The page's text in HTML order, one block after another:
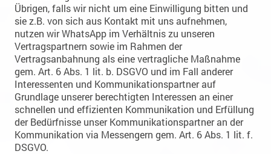
Übrigen, falls wir nicht um eine Einwilligung bitten und
sie z.B. von sich aus Kontakt mit uns aufnehmen,
nutzen wir WhatsApp im Verhältnis zu unseren
Vertragspartnern sowie im Rahmen der
Vertragsanbahnung als eine vertragliche Maßnahme
gem. Art. 6 Abs. 1 lit. b. DSGVO und im Fall anderer
Interessenten und Kommunikationspartner auf
Grundlage unserer berechtigten Interessen an einer
schnellen und effizienten Kommunikation und Erfüllung
der Bedürfnisse unser Kommunikationspartner an der
Kommunikation via Messengern gem. Art. 6 Abs. 1 lit. f.
DSGVO.